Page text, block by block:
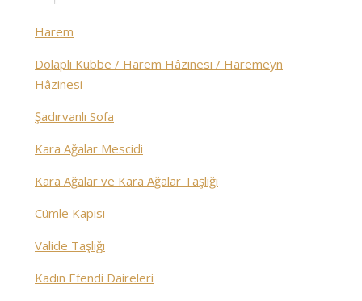
Harem
Dolaplı Kubbe / Harem Hâzinesi / Haremeyn
Hâzinesi
Şadırvanlı Sofa
Kara Ağalar Mescidi
Kara Ağalar ve Kara Ağalar Taşlığı
Cümle Kapısı
Valide Taşlığı
Kadın Efendi Daireleri